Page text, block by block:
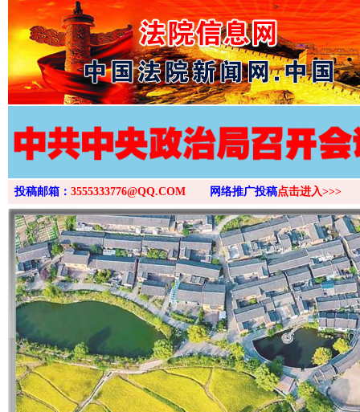
>
投稿邮箱： 3555333776@QQ.COM 网络推广投稿点击进入>>>